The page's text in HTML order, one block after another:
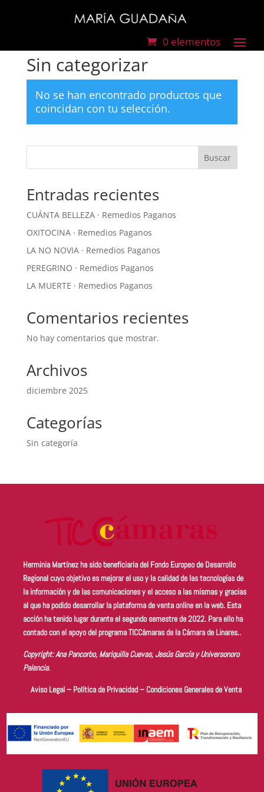
0 elementos
Sin categorizar
No se han encontrado productos que
coincidan con tu selección.
Buscar
Entradas recientes
CUÁNTA BELLEZA · Remedios Paganos
OXITOCINA · Remedios Paganos
LA NO NOVIA · Remedios Paganos
PEREGRINO · Remedios Paganos
LA MUERTE · Remedios Paganos
Comentarios recientes
No hay comentarios que mostrar.
Archivos
diciembre 2025
Categorías
Sin categoría
Herminia Martínez ha sido beneficiaria del Fondo Europeo de Desarrollo
Regional cuyo objetivo esmejorar el uso y la calidad de las tecnologías de
la información y de las comunicaciones y el acceso a las mismasy gracias
al que ha podido desarrollar la plataforma de venta online en la web. Esta
acción ha tenido lugar durante el segundo semestre de 2022. Para ello ha
contado con el apoyo del programa TICCámaras de la Cámara de Linares..
Copyright: Ana Pancorbo, Mariquilla Cuevas, Jesús García y Universonoro
Palencia.
Aviso Legal– Política de Privacidad– Condiciones Generales de Venta